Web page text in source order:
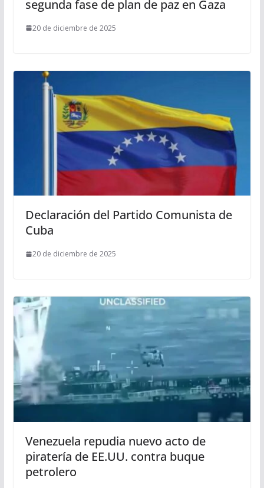
segunda fase de plan de paz en Gaza
20 de diciembre de 2025
Declaración del Partido Comunista de
Cuba
20 de diciembre de 2025
Venezuela repudia nuevo acto de
piratería de EE.UU. contra buque
petrolero